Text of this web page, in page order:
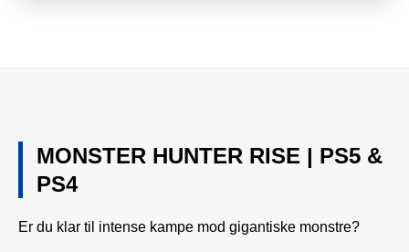
MONSTER HUNTER RISE | PS5 &
PS4
Er du klar til intense kampe mod gigantiske monstre?